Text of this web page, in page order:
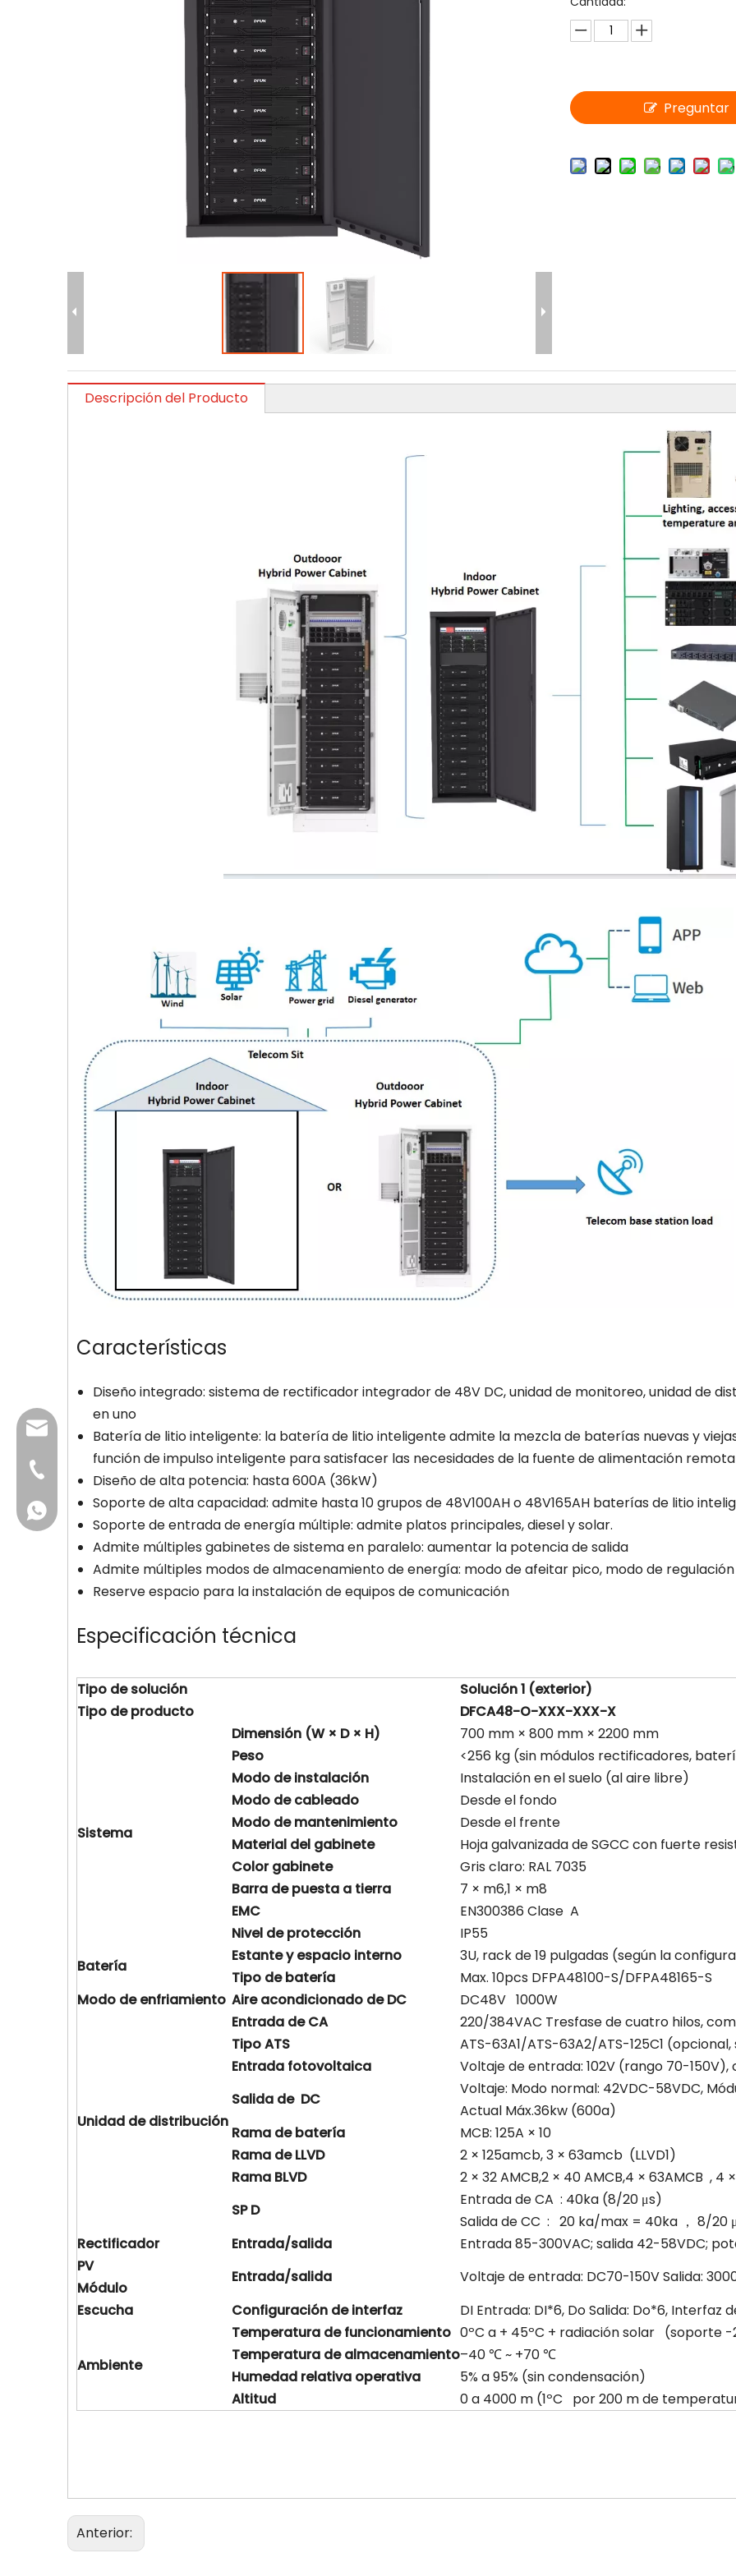
Preguntar
Descripción del Producto
Características
Diseño integrado: sistema de rectificador integrador de 48V DC, unidad de monitoreo, unidad de
en uno
Batería de litio inteligente: la batería de litio inteligente admite la mezcla de baterías nuevas y
función de impulso inteligente para satisfacer las necesidades de la fuente de alimentación
Diseño de alta potencia: hasta 600A (36kW)
Soporte de alta capacidad: admite hasta 10 grupos de 48V100AH ​​o 48V165AH baterías de litio
Soporte de entrada de energía múltiple: admite platos principales, diesel y solar.
Admite múltiples gabinetes de sistema en paralelo: aumentar la potencia de salida
Admite múltiples modos de almacenamiento de energía: modo de afeitar pico, modo de
Reserve espacio para la instalación de equipos de comunicación
Especificación técnica
Tipo de solución Solución 1 (exterior)
Tipo de producto DFCA48-O-XXX-XXX-X
Sistema
Dimensión (W × D × H) 700 mm × 800 mm × 2200 mm
Peso
<256 kg (sin módulos rectificadores,
Modo de instalación
Instalación en el suelo (al aire libre)
Modo de cableado Desde el fondo
Modo de mantenimiento Desde el frente
Material del gabinete Hoja galvanizada de SGCC con fuerte
Colorgabinete Gris claro: RAL 7035
Barra de puesta a tierra
7 × m6,1 × m8
EMC
EN300386 Clase A
Nivel de protección
IP55
Batería
Estante y espacio interno
3U, rack de 19 pulgadas (según la
Tipo de batería
Max. 10pcs DFPA48100-S/DFPA48165-S
Modo de enfriamiento Aireacondicionado de DC DC48V 1000W
Unidad dedistribución
Entrada deCA
220/384VAC Tresfase de cuatro hilos,
TipoATS
ATS-63A1/ATS-63A2/ATS-125C1
Entrada fotovoltaica
Voltaje de entrada: 102V (rango 70-
Salida de DC
Voltaje: Modo normal: 42VDC-58VDC,
Actual Máx.36kw (600a)
Rama de batería
MCB: 125A × 10
Rama de LLVD
2 × 125amcb, 3 × 63amcb (LLVD1)
Rama BLVD
2 × 32 AMCB,2 × 40 AMCB,4 × 63AMCB , 4
SPD
Entrada de CA : 40ka (8/20 μs)
Salida de CC : 20 ka/max = 40ka ， 8/20
Rectificador
Entrada/salida
Entrada 85-300VAC; salida 42-58VDC;
PV
Módulo
Entrada/salida
Voltaje de entrada: DC70-150V Salida:
Escucha
Configuración de interfaz DI Entrada: DI*6, Do Salida: Do*6, Interfaz
Ambiente
Temperatura de funcionamiento 0ºC a + 45ºC + radiación solar (soporte
Temperatura de almacenamiento–40 ℃ ~ +70 ℃
Humedad relativa operativa
5% a 95% (sin condensación)
Altitud
0 a 4000 m (1ºC por 200 m de
Anterior:
info@dfuntech.com
+86 13631257634